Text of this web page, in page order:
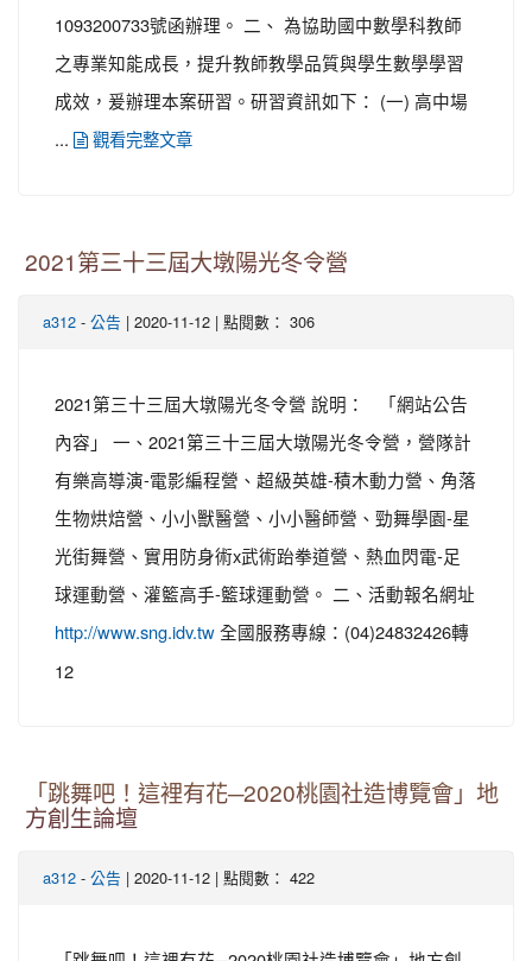
1093200733號函辦理。 二、 為協助國中數學科教師
之專業知能成長，提升教師教學品質與學生數學學習
成效，爰辦理本案研習。研習資訊如下： (一) 高中場
...
觀看完整文章
2021第三十三屆大墩陽光冬令營
a312 - 公告 | 2020-11-12 | 點閱數： 306
2021第三十三屆大墩陽光冬令營 說明： 「網站公告
內容」 一、2021第三十三屆大墩陽光冬令營，營隊計
有樂高導演-電影編程營、超級英雄-積木動力營、角落
生物烘焙營、小小獸醫營、小小醫師營、勁舞學園-星
光街舞營、實用防身術x武術跆拳道營、熱血閃電-足
球運動營、灌籃高手-籃球運動營。 二、活動報名網址
http://www.sng.idv.tw 全國服務專線：(04)24832426轉
12
「跳舞吧！這裡有花─2020桃園社造博覽會」地
方創生論壇
a312 - 公告 | 2020-11-12 | 點閱數： 422